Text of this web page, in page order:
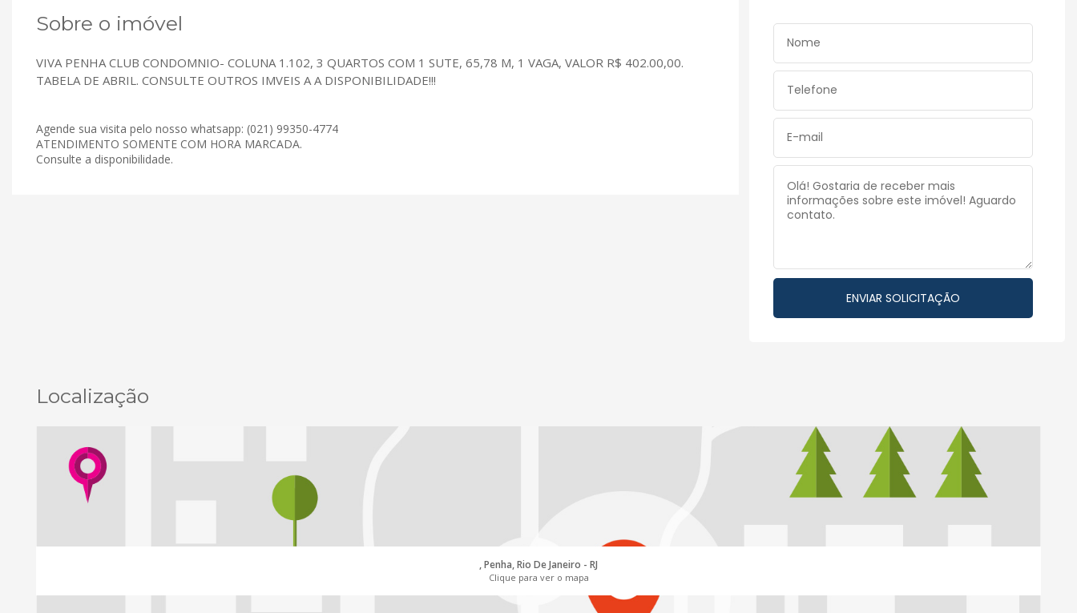
Sobre o imóvel
VIVA PENHA CLUB CONDOMNIO- COLUNA 1.102, 3 QUARTOS COM 1 SUTE, 65,78 M, 1 VAGA, VALOR R$ 402.00,00.
TABELA DE ABRIL. CONSULTE OUTROS IMVEIS A A DISPONIBILIDADE!!!
Agende sua visita pelo nosso whatsapp: (021) 99350-4774
ATENDIMENTO SOMENTE COM HORA MARCADA.
Consulte a disponibilidade.
Localização
, Penha, Rio De Janeiro - RJ
Clique para ver o mapa